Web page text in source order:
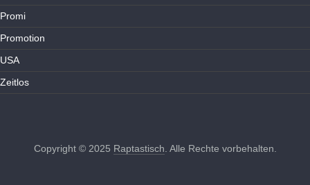
Promi
Promotion
USA
Zeitlos
Copyright © 2025 Raptastisch . Alle Rechte vorbehalten.